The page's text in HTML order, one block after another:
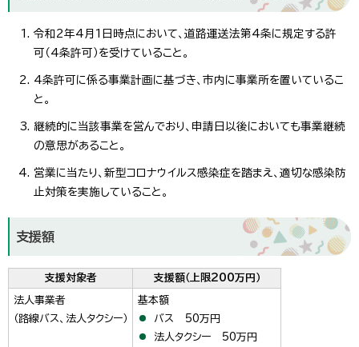
令和2年4月1日時点において、道路運送法第4条に規定する許
可（4条許可）を受けていること。
4条許可に係る事業計画に基づき、市内に事業所を置いているこ
と。
継続的に当該事業を営んでおり、申請日以後においても事業継続
の意思があること。
営業に当たり、新型コロナウイルス感染症を踏まえ、適切な感染防
止対策を実施していること。
支援額
支援対象者 支援額（上限200万円）
法人事業者
（路線バス、法人タクシー）
基本額
バス 50万円
法人タクシー 50万円